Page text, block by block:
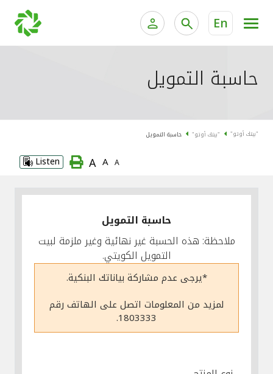
En
الخدمات المصرفية الإلكترونية للأفراد
خدمة "بيتك" للتداول الإلكتروني
جميع السيارات
اتصل بنا
مواقع الفروع وأجهزة الصرف الآلي
ألمانيا
تركيا
حاسبة التمويل
"بيتك أوتو" "بيتك أوتو" حاسبة التمويل
A
A
A
Listen
حاسبة التمويل
ملاحظة: هذه الحسبة غير نهائية وغير ملزمة لبيت
التمويل الكويتي.
*يرجى عدم مشاركة بياناتك البنكية.
لمزيد من المعلومات اتصل على الهاتف رقم
1803333.